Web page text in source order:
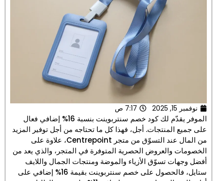
نوفمبر 15, 2025 7:17 ص
الموفر يقدّم لك كود خصم سنتربوينت بنسبة 16% إضافي فعال
على جميع المنتجات. أجل، فهذا كل ما تحتاجه من أجل توفير المزيد
من المال عند التسوّق من متجر Centrepoint، علاوة على
الخصومات والعروض الحصرية المتوفرة في المتجر، والذي يعد من
أفضل وجهات تسوّق الأزياء والموضة ومنتجات الجمال واللايف
ستايل، فالحصول على خصم سنتربوينت بقيمة 16% إضافي على